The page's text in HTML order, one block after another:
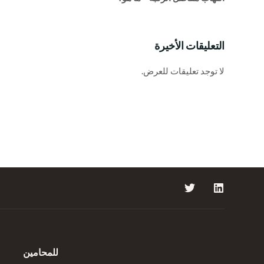
التعليقات الأخيرة
لا توجد تعليقات للعرض.
للمحامين